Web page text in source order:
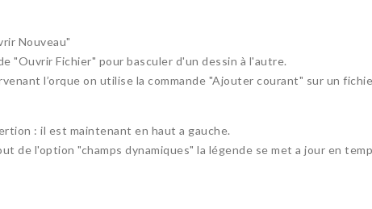
Nouveau"
"Ouvrir Fichier" pour basculer d'un dessin à l'autre.
l’orque on utilise la commande "Ajouter courant" sur un
: il est maintenant en haut a gauche.
de l'option "champs dynamiques" la légende se met a jour en